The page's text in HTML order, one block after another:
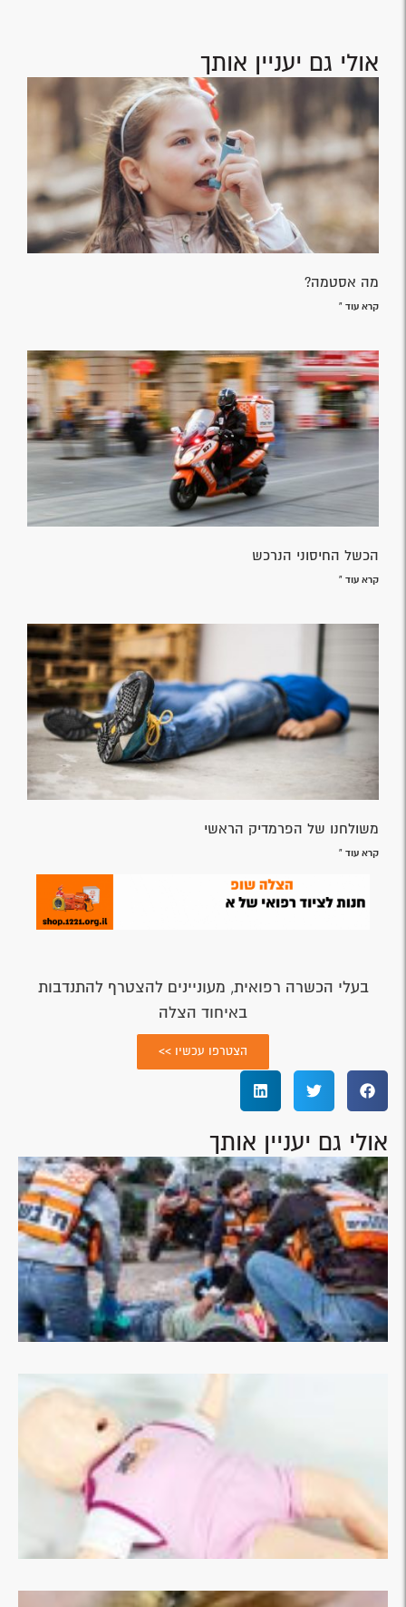
אולי גם יעניין אותך
מה אסטמה?
קרא עוד »
הכשל החיסוני הנרכש
קרא עוד »
משולחנו של הפרמדיק הראשי
קרא עוד »
בעלי הכשרה רפואית, מעוניינים להצטרף להתנדבות
באיחוד הצלה
הצטרפו עכשיו >>
אולי גם יעניין אותך